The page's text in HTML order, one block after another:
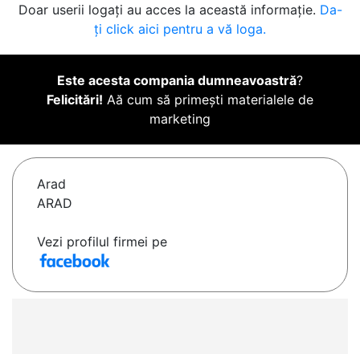
Doar userii logați au acces la această informație. Da-
ți click aici pentru a vă loga.
Este acesta compania dumneavoastră?
Felicitări! Aă cum să primești materialele de
marketing
Arad
ARAD
Vezi profilul firmei pe